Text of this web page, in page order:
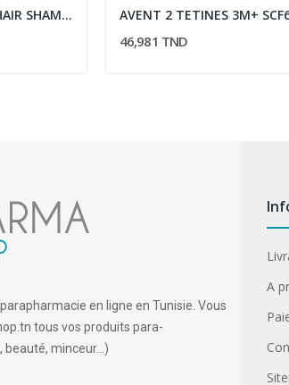
Dr. SANTÉ ARGAN HAIR SHAMPOOING CHEVEUX ABîMÉS 1L
46,981 TND
en ligne en Tunisie. Vous
tous vos produits para-
minceur...)
A